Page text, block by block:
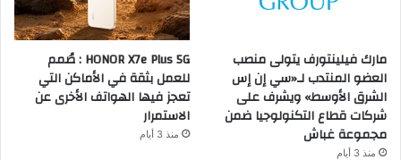
مارك فيلينتورف يتولى منصب
العضو المنتدب لـ«سي إن إس
الشرق الأوسط» ويشرف على
شركات قطاع التكنولوجيا ضمن
مجموعة غباش
منذ 3 أيام
HONOR X7e Plus 5G : صُمم
للعمل بثقة في الأماكن التي
تعجز فيها الهواتف الأخرى عن
الاستمرار
منذ 3 أيام